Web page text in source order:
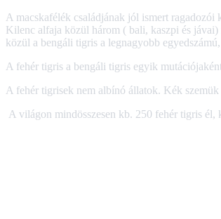
A macskafélék családjának jól ismert
Kilenc alfaja közül három ( bali, kaszpi és
közül a bengáli tigris a legnagyobb
A fehér tigris a bengáli tigris egyik
A fehér tigrisek nem albínó állatok. Kék
A világon mindösszesen kb. 250 fehér tigris